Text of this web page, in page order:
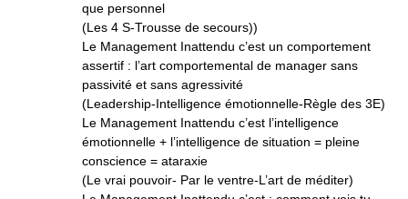
que personnel
(Les 4 S-Trousse de secours))
Le Management Inattendu c’est un comportement
assertif : l’art comportemental de manager sans
passivité et sans agressivité
(Leadership-Intelligence émotionnelle-Règle des 3E)
Le Management Inattendu c’est l’intelligence
émotionnelle + l’intelligence de situation = pleine
conscience = ataraxie
(Le vrai pouvoir- Par le ventre-L’art de méditer)